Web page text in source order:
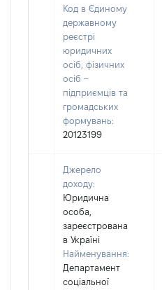
Код в Єдиному
державному
реєстрі
юридичних
осіб, фізичних
осіб –
підприємців та
громадських
формувань:
20123199
Джерело
доходу:
Юридична
особа,
зареєстрована
в Україні
Найменування:
Департамент
соціальної